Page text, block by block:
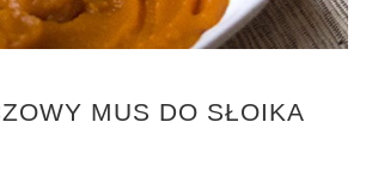
MUS DO SŁOIKA